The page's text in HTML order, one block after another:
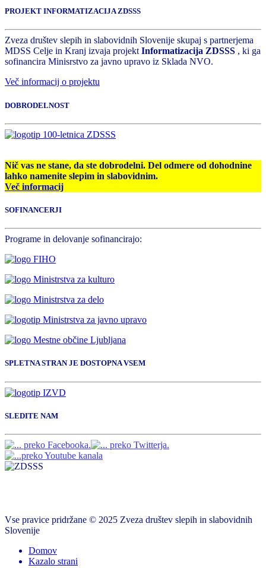
PROJEKT INFORMATIZACIJA ZDSSS
Zveza društev slepih in slabovidnih Slovenije skupaj s partnerjema
MDSS Celje in Kranj izvaja projektInformatizacija ZDSSS , ki ga
sofinancira Minisrstvo za javno upravo iz Sklada NVO.
Več informacij o projektu
DOBRODELNOST
Nič vas ne stane, da ste dobrodelni. Del odmere od dohodnine
lahko namenite slepim in slabovidnim.
Več informacij
SOFINANCERJI
Programe in delovanje sofinancirajo:
SPLETNA STRAN JE DOSTOPNA VSEM
SLEDITE NAM
Vse pravice pridržane © 2025 Zveza društev slepih in slabovidnih
Slovenije
Domov
Kazalo strani